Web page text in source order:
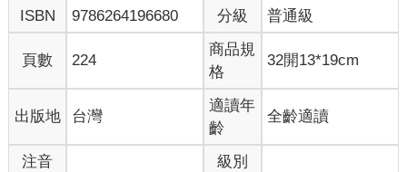
現在腦海浮現的老闆，也總是一手拿著酒杯，所以這麼推論應該
還有店內的那些常客，我想必也會永生難忘。
無論在哪個城市，永遠有這種人悄然生存。我不想忘記這個事
實。
他們給人的感覺足以匹敵清野通先生的漫畫《東京都北區赤羽》
系列作中出現的人物。
ISBN
9786264196680 分級 普通級
頁數 224
商品規
格
32開13*19cm
出版地 台灣
適讀年
齡
全齡適讀
注音 級別